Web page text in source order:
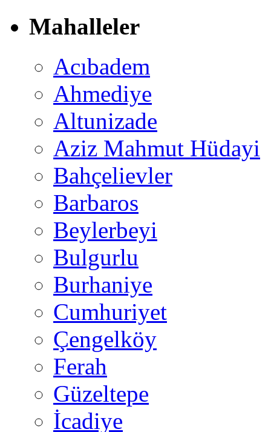
Mahalleler
Acıbadem
Ahmediye
Altunizade
Aziz Mahmut Hüdayi
Bahçelievler
Barbaros
Beylerbeyi
Bulgurlu
Burhaniye
Cumhuriyet
Çengelköy
Ferah
Güzeltepe
İcadiye